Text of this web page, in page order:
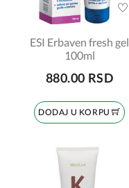
ESI Erbaven fresh gel
100ml
880.00 RSD
DODAJ U KORPU